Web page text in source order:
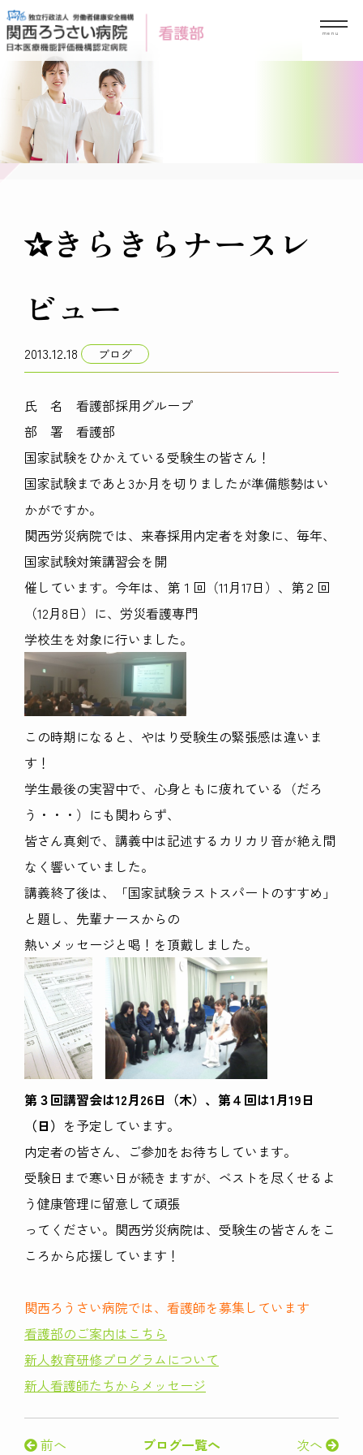
Skip
to
content
✰きらきらナースレ
ビュー
2013.12.18 ブログ
氏 名 看護部採用グループ
部 署 看護部
国家試験をひかえている受験生の皆さん！
国家試験まであと3か月を切りましたが準備態勢はい
かがですか。
関西労災病院では、来春採用内定者を対象に、毎年、
国家試験対策講習会を開
催しています。今年は、第１回（11月17日）、第２回
（12月8日）に、労災看護専門
学校生を対象に行いました。
この時期になると、やはり受験生の緊張感は違いま
す！
学生最後の実習中で、心身ともに疲れている（だろ
う・・・）にも関わらず、
皆さん真剣で、講義中は記述するカリカリ音が絶え間
なく響いていました。
講義終了後は、「国家試験ラストスパートのすすめ」
と題し、先輩ナースからの
熱いメッセージと喝！を頂戴しました。
第３回講習会は12月26日（木）、第４回は1月19日
（日） を予定しています。
内定者の皆さん、ご参加をお待ちしています。
受験日まで寒い日が続きますが、ベストを尽くせるよ
う健康管理に留意して頑張
ってください。関西労災病院は、受験生の皆さんをこ
ころから応援しています！
関西ろうさい病院では、看護師を募集しています
看護部のご案内はこちら
新人教育研修プログラムについて
新人看護師たちからメッセージ
前へ 次へ
ブログ一覧へ